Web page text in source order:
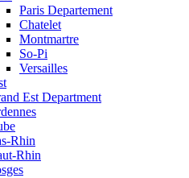
Paris Departement
Chatelet
Montmartre
So-Pi
Versailles
Est Department
Rhin
Rhin